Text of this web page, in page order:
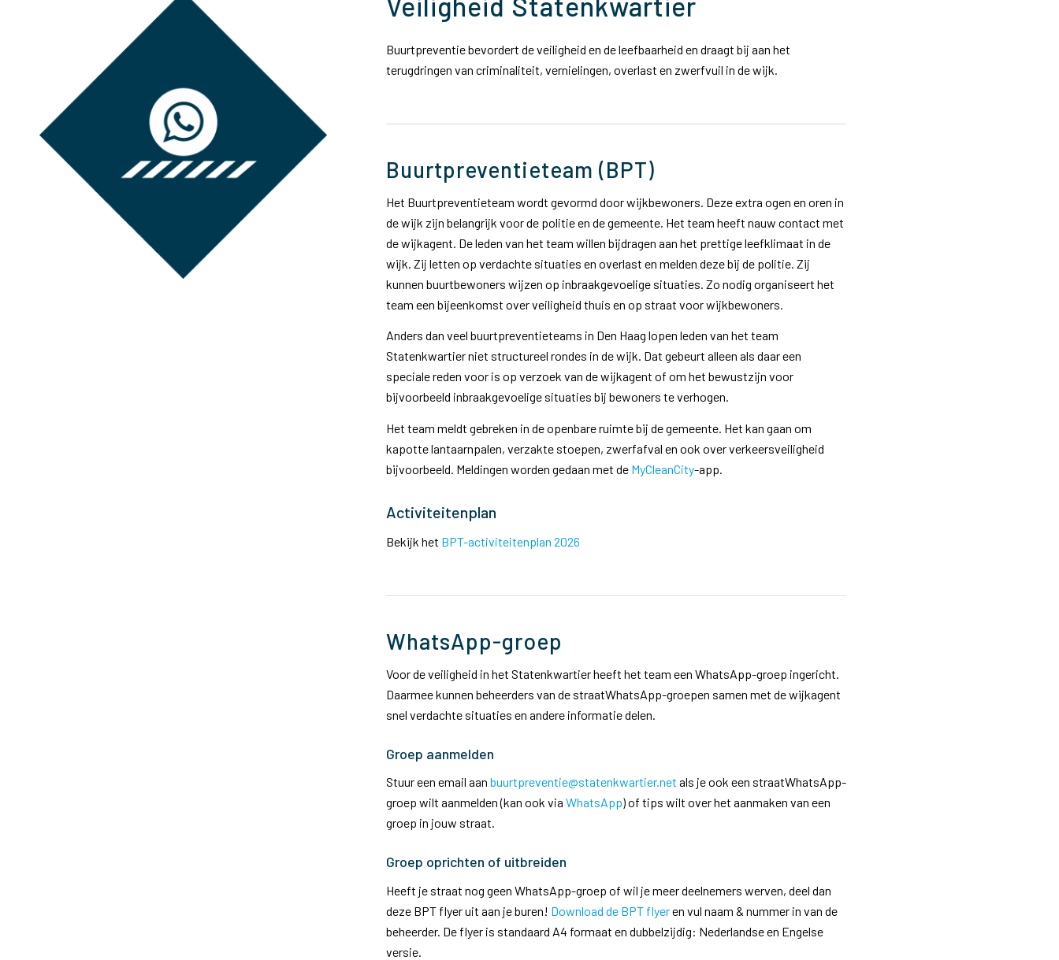
Buurtpreventie bevordert de veiligheid en de leefbaarheid en draagt bij aan het
terugdringen van criminaliteit, vernielingen, overlast en zwerfvuil in de wijk.
Buurtpreventieteam (BPT)
Het Buurtpreventieteam wordt gevormd door wijkbewoners. Deze extra ogen en oren in
de wijk zijn belangrijk voor de politie en de gemeente. Het team heeft nauw contact met
de wijkagent. De leden van het team willen bijdragen aan het prettige leefklimaat in de
wijk. Zij letten op verdachte situaties en overlast en melden deze bij de politie. Zij
kunnen buurtbewoners wijzen op inbraakgevoelige situaties. Zo nodig organiseert het
team een bijeenkomst over veiligheid thuis en op straat voor wijkbewoners.
Anders dan veel buurtpreventieteams in Den Haag lopen leden van het team
Statenkwartier niet structureel rondes in de wijk. Dat gebeurt alleen als daar een
speciale reden voor is op verzoek van de wijkagent of om het bewustzijn voor
bijvoorbeeld inbraakgevoelige situaties bij bewoners te verhogen.
Het team meldt gebreken in de openbare ruimte bij de gemeente. Het kan gaan om
kapotte lantaarnpalen, verzakte stoepen, zwerfafval en ook over verkeersveiligheid
bijvoorbeeld. Meldingen worden gedaan met de MyCleanCity-app.
Activiteitenplan
Bekijk het BPT-activiteitenplan 2026
WhatsApp-groep
Voor de veiligheid in het Statenkwartier heeft het team een WhatsApp-groep ingericht.
Daarmee kunnen beheerders van de straatWhatsApp-groepen samen met de wijkagent
snel verdachte situaties en andere informatie delen.
Groep aanmelden
Stuur een email aan buurtpreventie@statenkwartier.net als je ook een straatWhatsApp-
groep wilt aanmelden (kan ook via WhatsApp) of tips wilt over het aanmaken van een
groep in jouw straat.
Groep oprichten of uitbreiden
Heeft je straat nog geen WhatsApp-groep of wil je meer deelnemers werven, deel dan
deze BPT flyer uit aan je buren! Download de BPT flyeren vul naam & nummer in van de
beheerder. De flyer is standaard A4 formaat en dubbelzijdig: Nederlandse en Engelse
versie.